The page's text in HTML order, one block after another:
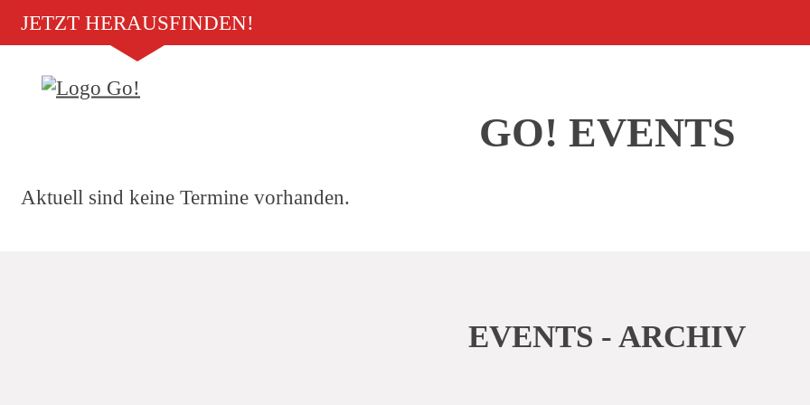
JETZT HERAUSFINDEN!
GO! EVENTS
Aktuell sind keine Termine vorhanden.
EVENTS - ARCHIV